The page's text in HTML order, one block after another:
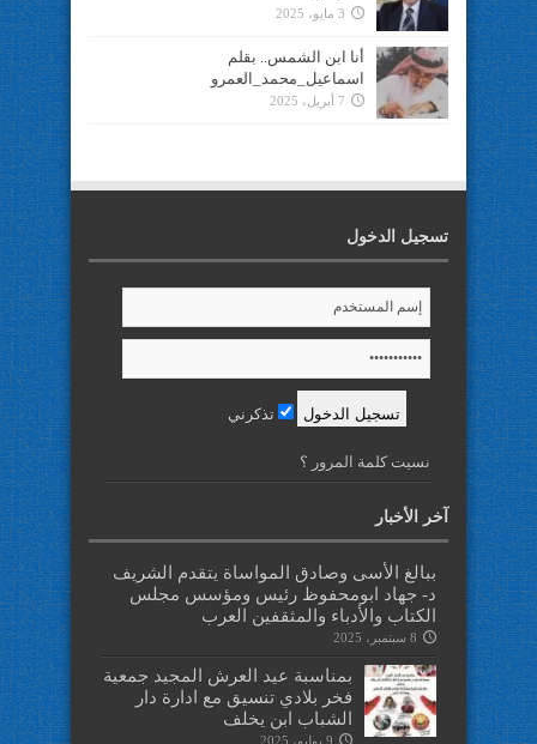
3 مايو، 2025
أنا ابن الشمس.. بقلم
اسماعيل_محمد_العمرو
7 أبريل، 2025
تسجيل الدخول
تذكرني
نسيت كلمة المرور ؟
آخر الأخبار
ببالغ الأسى وصادق المواساة يتقدم الشريف
د- جهاد ابومحفوظ رئيس ومؤسس مجلس
الكتاب والأدباء والمثقفين العرب
8 سبتمبر، 2025
بمناسبة عيد العرش المجيد جمعية
فخر بلادي تنسيق مع ادارة دار
الشباب ابن يخلف
9 يوليو، 2025